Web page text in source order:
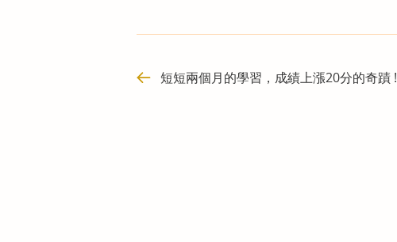
短短兩個月的學習，成績上漲20分的奇蹟 !